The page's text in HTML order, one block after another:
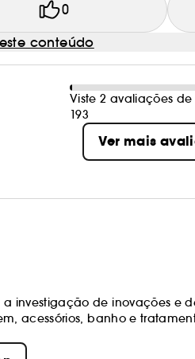
0
conteúdo
Viste 2 avaliações
193
Ver mais
investigação de inovações e
acessórios, banho e
os teus próprios visuais e